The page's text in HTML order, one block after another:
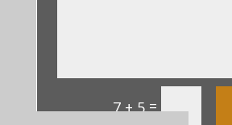
7 + 5 =